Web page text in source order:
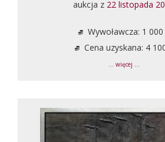
aukcja z 22 listopada
Wywoławcza: 1 000
Cena uzyskana: 4
... więcej ...